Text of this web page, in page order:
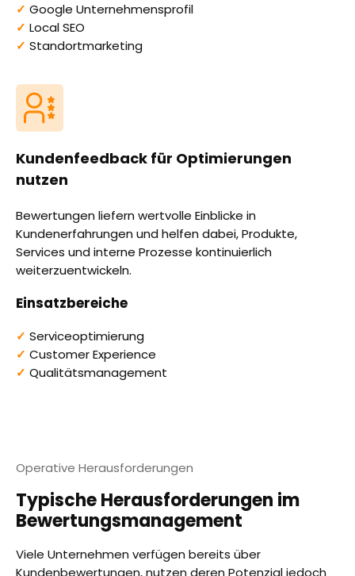
✓ Google Unternehmensprofil
✓ Local SEO
✓ Standortmarketing
Kundenfeedback für Optimierungen
nutzen
Bewertungen liefern wertvolle Einblicke in
Kundenerfahrungen und helfen dabei, Produkte,
Services und interne Prozesse kontinuierlich
weiterzuentwickeln.
Einsatzbereiche
✓ Serviceoptimierung
✓ Customer Experience
✓ Qualitätsmanagement
Operative Herausforderungen
Typische Herausforderungen im
Bewertungsmanagement
Viele Unternehmen verfügen bereits über
Kundenbewertungen, nutzen deren Potenzial jedoch